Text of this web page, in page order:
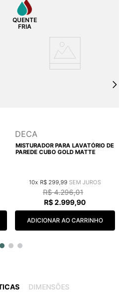
DECA
MISTURADOR PARA LAVATÓRIO DE
PAREDE CUBO GOLD MATTE
10 R$ 299 99
R$ 4.296,01
R$2.999,90
ADICIONAR AO CARRINHO
DIMENSÕES